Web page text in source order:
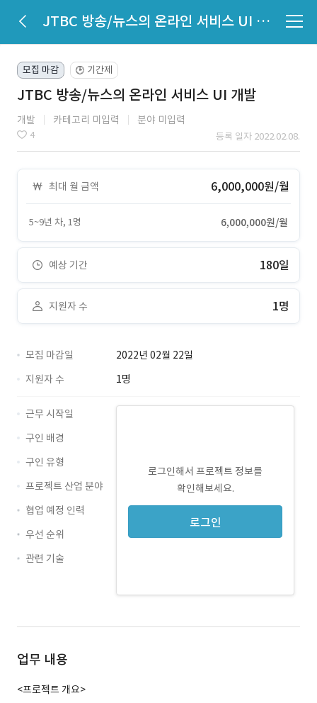
JTBC 방송/뉴스의 온라인 서비스 UI 개발
모집 마감 🕒 기간제
JTBC 방송/뉴스의 온라인 서비스 UI 개발
개발 카테고리 미입력 분야 미입력
4 등록 일자 2022.02.08.
최대 월 금액 6,000,000원/월
5~9년 차, 1명 6,000,000원/월
예상 기간 180일
지원자 수 1명
모집 마감일
2022년 02월 22일
지원자 수
1명
로그인해서 프로젝트 정보를
확인해보세요.
로그인
근무 시작일
구인 배경
구인 유형
프로젝트 산업 분야
협업 예정 인력
우선 순위
관련 기술
업무 내용
<프로젝트 개요>